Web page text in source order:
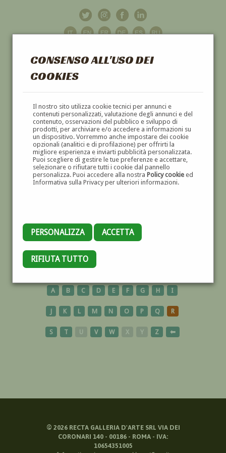
CONSENSO ALL'USO DEI
COOKIES
Il nostro sito utilizza cookie tecnici per annunci e
contenuti personalizzati, valutazione degli annunci e del
contenuto, osservazioni del pubblico e sviluppo di
prodotti, per archiviare e/o accedere a informazioni su
un dispositivo. Vorremmo anche impostare dei cookie
opzionali (analitici e di profilazione) per offrirti la
migliore esperienza e inviarti pubblicità personalizzata.
Puoi scegliere di gestire le tue preferenze e accettare,
selezionare o rifiutare tutti i cookie dal pannello
personalizza. Puoi accedere alla nostra Policy cookieed
Informativa sulla Privacy per ulteriori informazioni.
PERSONALIZZA ACCETTA
RIFIUTA TUTTO
GALLERIAD'ARTE
DIPINTI E SCULTURE '800 E '900
ULISSE
A B C D E F G H I
J K L M N O P Q R
S T U V W X Y Z ⬅
© 2026RECTA GALLERIA D'ARTE SRL VIA DEI
CORONARI 140 - 00186 - ROMA - IVA:
10654351005